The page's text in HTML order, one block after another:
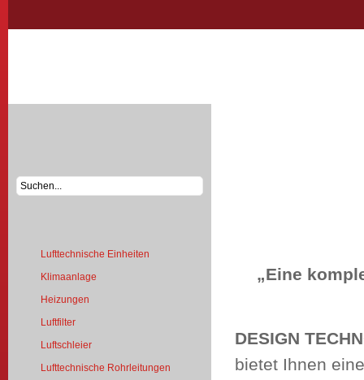
„Eine
DESIGN
bietet Ihnen
Lufttechnische Einheiten
Klimaanlage
Heizungen
Luftfilter
Luftschleier
Lufttechnische Rohrleitungen